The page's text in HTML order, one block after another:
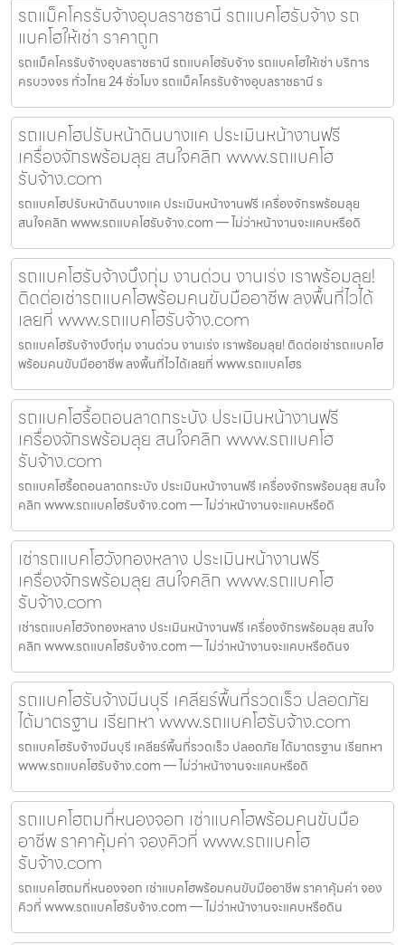
รถแม็คโครรับจ้างอุบลราชธานี รถแบคโฮรับจ้าง รถ
แบคโฮให้เช่า ราคาถูก
รถแม็คโครรับจ้างอุบลราชธานี รถแบคโฮรับจ้าง รถแบคโฮให้เช่า บริการ
ครบวงจร ทั่วไทย 24 ชั่วโมง รถแม็คโครรับจ้างอุบลราชธานี ร
รถแบคโฮปรับหน้าดินบางแค ประเมินหน้างานฟรี
เครื่องจักรพร้อมลุย สนใจคลิก www.รถแบคโฮ
รับจ้าง.com
รถแบคโฮปรับหน้าดินบางแค ประเมินหน้างานฟรี เครื่องจักรพร้อมลุย
สนใจคลิก www.รถแบคโฮรับจ้าง.com — ไม่ว่าหน้างานจะแคบหรือดิ
รถแบคโฮรับจ้างบึงกุ่ม งานด่วน งานเร่ง เราพร้อมลุย!
ติดต่อเช่ารถแบคโฮพร้อมคนขับมืออาชีพ ลงพื้นที่ไวได้
เลยที่ www.รถแบคโฮรับจ้าง.com
รถแบคโฮรับจ้างบึงกุ่ม งานด่วน งานเร่ง เราพร้อมลุย! ติดต่อเช่ารถแบคโฮ
พร้อมคนขับมืออาชีพ ลงพื้นที่ไวได้เลยที่ www.รถแบคโฮร
รถแบคโฮรื้อถอนลาดกระบัง ประเมินหน้างานฟรี
เครื่องจักรพร้อมลุย สนใจคลิก www.รถแบคโฮ
รับจ้าง.com
รถแบคโฮรื้อถอนลาดกระบัง ประเมินหน้างานฟรี เครื่องจักรพร้อมลุย สนใจ
คลิก www.รถแบคโฮรับจ้าง.com — ไม่ว่าหน้างานจะแคบหรือดิ
เช่ารถแบคโฮวังทองหลาง ประเมินหน้างานฟรี
เครื่องจักรพร้อมลุย สนใจคลิก www.รถแบคโฮ
รับจ้าง.com
เช่ารถแบคโฮวังทองหลาง ประเมินหน้างานฟรี เครื่องจักรพร้อมลุย สนใจ
คลิก www.รถแบคโฮรับจ้าง.com — ไม่ว่าหน้างานจะแคบหรือดินจ
รถแบคโฮรับจ้างมีนบุรี เคลียร์พื้นที่รวดเร็ว ปลอดภัย
ได้มาตรฐาน เรียกหา www.รถแบคโฮรับจ้าง.com
รถแบคโฮรับจ้างมีนบุรี เคลียร์พื้นที่รวดเร็ว ปลอดภัย ได้มาตรฐาน เรียกหา
www.รถแบคโฮรับจ้าง.com — ไม่ว่าหน้างานจะแคบหรือดิ
รถแบคโฮถมที่หนองจอก เช่าแบคโฮพร้อมคนขับมือ
อาชีพ ราคาคุ้มค่า จองคิวที่ www.รถแบคโฮ
รับจ้าง.com
รถแบคโฮถมที่หนองจอก เช่าแบคโฮพร้อมคนขับมืออาชีพ ราคาคุ้มค่า จอง
คิวที่ www.รถแบคโฮรับจ้าง.com — ไม่ว่าหน้างานจะแคบหรือดิน